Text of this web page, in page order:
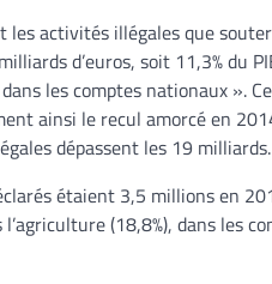
les activités illégales que
d’euros, soit 11,3% du
les comptes nationaux ».
ainsi le recul amorcé en
dépassent les 19 milliards.
étaient 3,5 millions en
(18,8%), dans les